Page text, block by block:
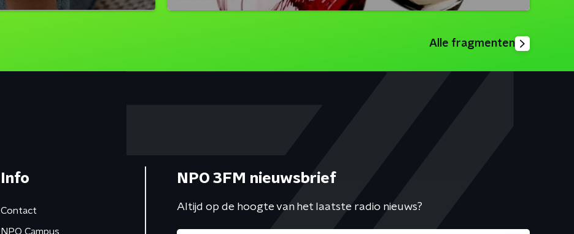
Alle fragmenten
Info
Contact
NPO Campus
NPO 3FM nieuwsbrief
Altijd op de hoogte van het laatste radio nieuws?